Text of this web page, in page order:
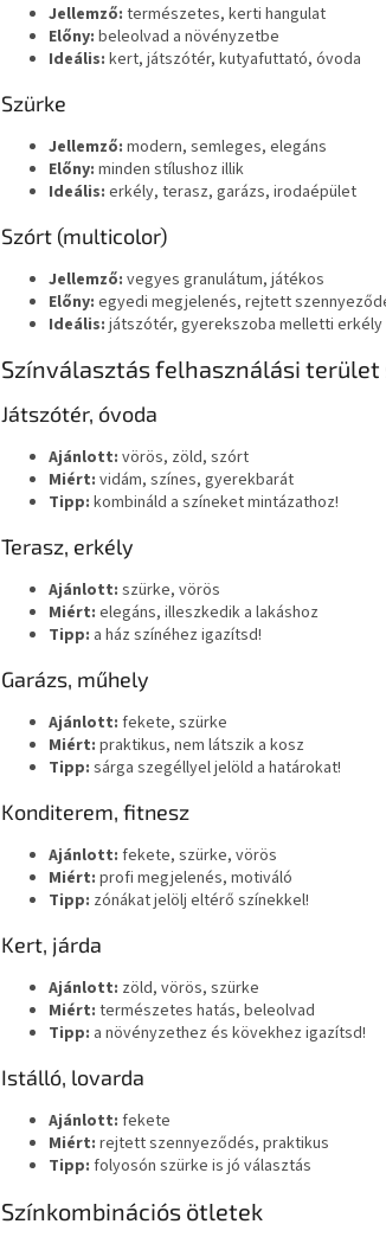
Jellemző: természetes, kerti hangulat
Előny: beleolvad a növényzetbe
Ideális: kert, játszótér, kutyafuttató, óvoda
Szürke
Jellemző: modern, semleges, elegáns
Előny: minden stílushoz illik
Ideális: erkély, terasz, garázs, irodaépület
Szórt (multicolor)
Jellemző: vegyes granulátum, játékos
Előny: egyedi megjelenés, rejtett
Ideális: játszótér, gyerekszoba melletti erkély
Színválasztás felhasználási
Játszótér, óvoda
Ajánlott: vörös, zöld, szórt
Miért: vidám, színes, gyerekbarát
Tipp: kombináld a színeket mintázathoz!
Terasz, erkély
Ajánlott: szürke, vörös
Miért: elegáns, illeszkedik a lakáshoz
Tipp: a ház színéhez igazítsd!
Garázs, műhely
Ajánlott: fekete, szürke
Miért: praktikus, nem látszik a kosz
Tipp: sárga szegéllyel jelöld a határokat!
Konditerem, fitnesz
Ajánlott: fekete, szürke, vörös
Miért: profi megjelenés, motiváló
Tipp: zónákat jelölj eltérő színekkel!
Kert, járda
Ajánlott: zöld, vörös, szürke
Miért: természetes hatás, beleolvad
Tipp: a növényzethez és kövekhez igazítsd!
Istálló, lovarda
Ajánlott: fekete
Miért: rejtett szennyeződés, praktikus
Tipp: folyosón szürke is jó választás
Színkombinációs ötletek